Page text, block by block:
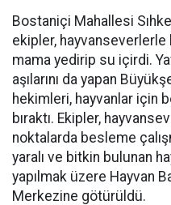
Bostaniçi Mahallesi
ekipler,
mama yedirip su içirdi.
aşılarını da yapan
hekimleri, hayvanlar için
bıraktı. Ekipler,
noktalarda besleme
yaralı ve bitkin bulunan
yapılmak üzere Hayvan
Merkezine götürüldü.